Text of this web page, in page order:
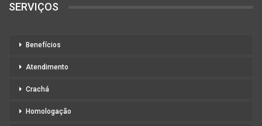
SERVIÇOS
Benefícios
Atendimento
Crachá
Homologação